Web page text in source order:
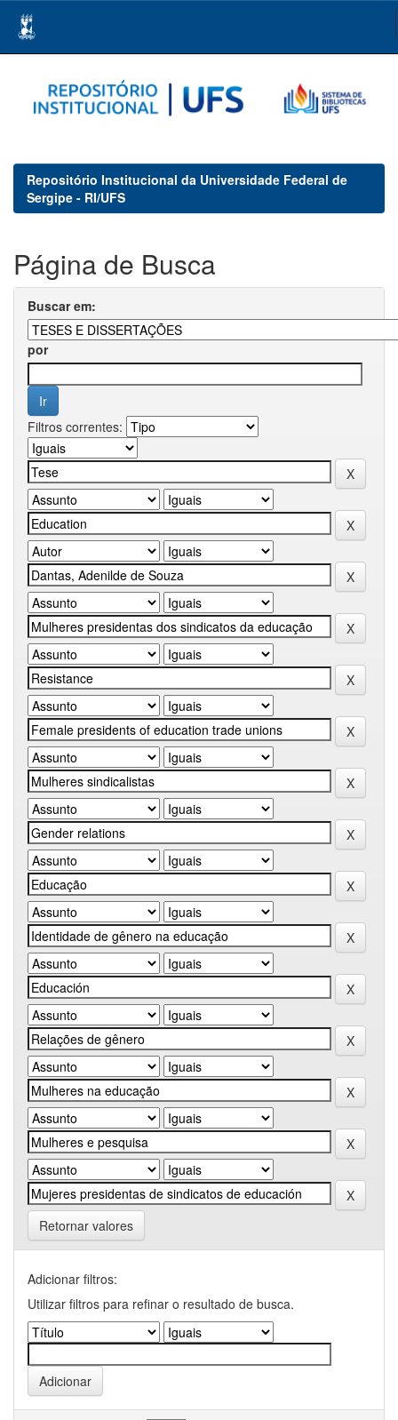
navigation
Repositório Institucional da Universidade Federal de
Sergipe - RI/UFS
Página de Busca
Buscar em:
por
Filtros correntes:
Retornar valores
Adicionar filtros:
Utilizar filtros para refinar o resultado de busca.